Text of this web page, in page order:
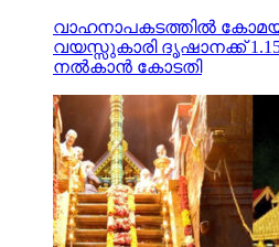
വാഹനാപകടത്തില്‍
വയസ്സുകാരി ദൃഷാനക്ക്
നല്‍കാന്‍ കോടതി